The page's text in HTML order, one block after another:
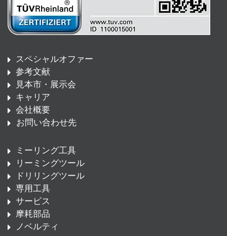
スペシャルオファー
参考文献
見本市・展示会
キャリア
会社概要
お問い合わせ先
ミーリング工具
リーミングツール
ドリリングツール
専用工具
サービス
摩耗部品
ノベルティ